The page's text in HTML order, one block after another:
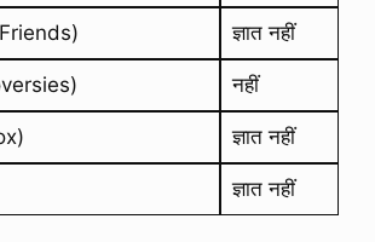
ज्ञात नहीं
नहीं
ज्ञात नहीं
ज्ञात नहीं